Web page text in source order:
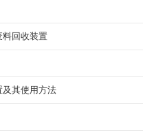
料回收装置
及其使用方法